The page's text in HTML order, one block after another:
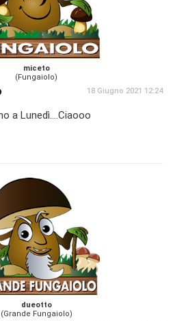
miceto
(Fungaiolo)
18 Giugno 2021 12:24
a Lunedì....Ciaooo
dueotto
(Grande Fungaiolo)